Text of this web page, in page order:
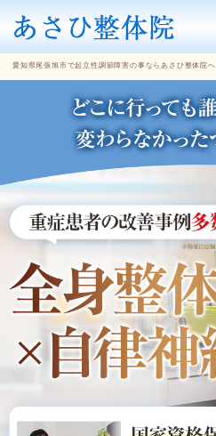
愛知県尾張旭市で起立性調節障害の事ならあさひ整体院へ